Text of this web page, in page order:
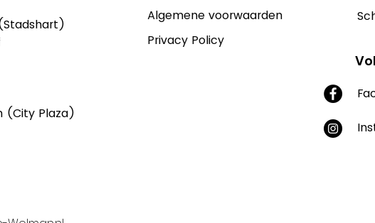
(City Plaza)
Algemene voorwaarden
Privacy Policy